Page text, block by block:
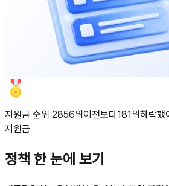
지원금 순위 2856위이전보다181위하락했
지원금
정책 한 눈에 보기